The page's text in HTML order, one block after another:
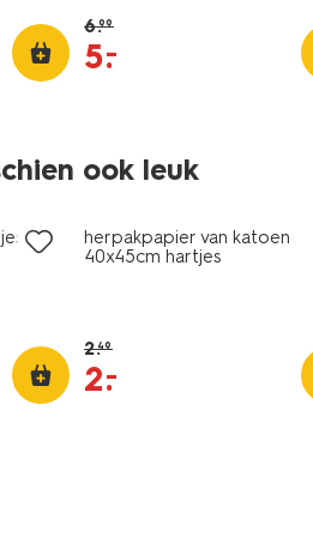
6.99
5.
–
ook leuk
- 6
sale
herpakpapier van katoen
40x45cm hartjes
2.49
2.
–